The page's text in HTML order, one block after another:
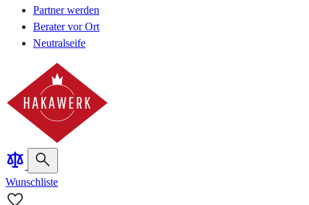
Partner werden
Berater vor Ort
Neutralseife
Wunschliste